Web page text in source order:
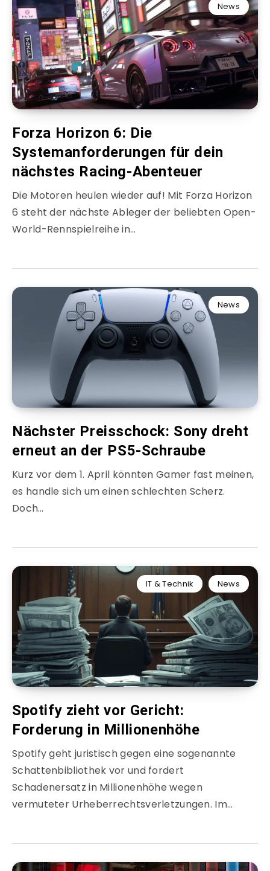
News
Forza Horizon 6: Die
Systemanforderungen für dein
nächstes Racing-Abenteuer
Die Motoren heulen wieder auf! Mit Forza Horizon
6 steht der nächste Ableger der beliebten Open-
World-Rennspielreihe in…
News
Nächster Preisschock: Sony dreht
erneut an der PS5-Schraube
Kurz vor dem 1. April könnten Gamer fast meinen,
es handle sich um einen schlechten Scherz.
Doch…
IT & Technik News
Spotify zieht vor Gericht:
Forderung in Millionenhöhe
Spotify geht juristisch gegen eine sogenannte
Schattenbibliothek vor und fordert
Schadenersatz in Millionenhöhe wegen
vermuteter Urheberrechtsverletzungen. Im…